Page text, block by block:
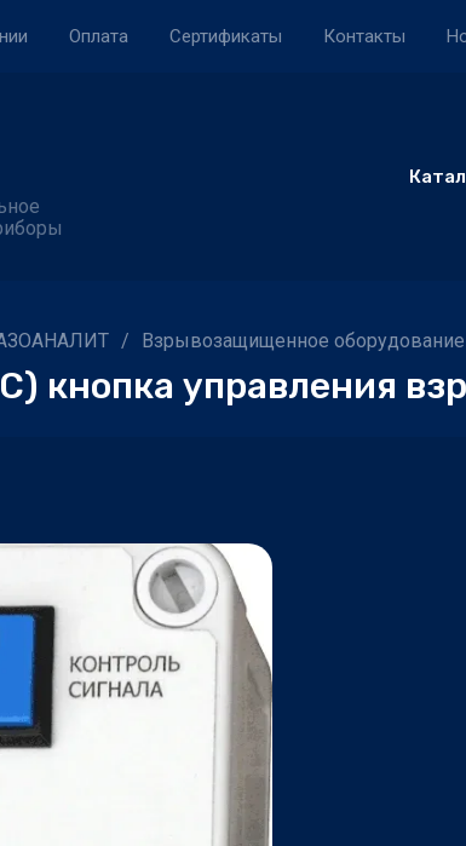
Оплата Сертификаты Контакты
/ Взрывозащищенное оборудование
кнопка управления